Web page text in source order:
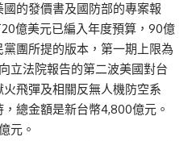
的發價書及國防部的專案報
20億美元已編入年度預算，90億
團所提的版本，第一期上限為
立法院報告的第二波美國對台
飛彈及相關反無人機防空系
總金額是新台幣4,800億元。
元。